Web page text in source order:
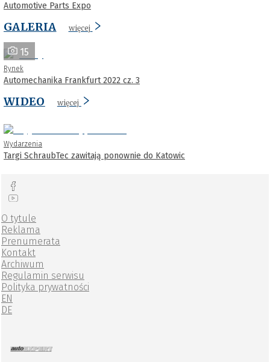
Automotive Parts Expo
GALERIA więcej
15
Rynek
Automechanika Frankfurt 2022 cz. 3
WIDEO więcej
Wydarzenia
Targi SchraubTec zawitają ponownie do Katowic
O tytule
Reklama
Prenumerata
Kontakt
Archiwum
Regulamin serwisu
Polityka prywatności
EN
DE